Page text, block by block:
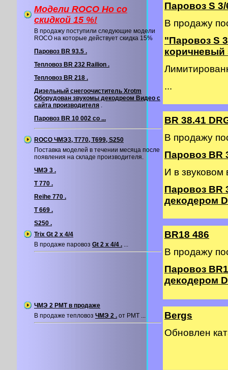
Модели ROCO Ho со
cкидкой 15 %!
В продажу поступили следующие модели
ROCO на которые действует скидка 15%
Паровоз BR 93.5 .
Тепловоз BR 232 Railion .
Тепловоз BR 218 .
Дизельный снегоочиститель Xrotm
Оборудован звукомы декодреом Видео с
сайта производителя .
Паровоз BR 10 002 со ...
ROCO ЧМЭ3, T770, T699, S250
Поставка моделей в течении месяца после
появления на складе производителя.
ЧМЭ 3 .
T 770 .
Reihe 770 .
T 669 .
S250 .
Trix Gt 2 х 4/4
В продаже паровоз Gt 2 х 4/4 . ...
ЧМЭ 2 PMT в продаже
В продаже тепловоз ЧМЭ 2 . от PMT ...
Паровоз S
В продажу
"Паровоз S
коричневый
...
BR 38.41
В продажу
Паровоз BR
И в звуковом
Паровоз BR
декодером
BR18 486
В продажу
Паровоз
декодером
Bergs
Обновлен